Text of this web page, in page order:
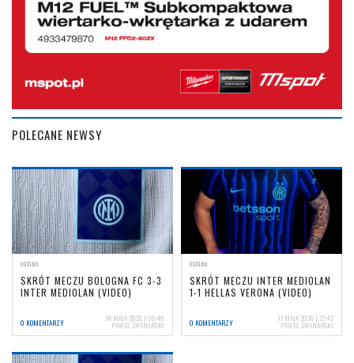
POLECANE NEWSY
OGÓLNA
SKRÓT MECZU BOLOGNA FC 3-3
INTER MEDIOLAN (VIDEO)
0 KOMENTARZY 24 MAJA 2026 | 00:49
PAWEŁ ŚWINARSKI
OGÓLNA
SKRÓT MECZU INTER MEDIOLAN
1-1 HELLAS VERONA (VIDEO)
0 KOMENTARZY 17 MAJA 2026 | 23:42
PAWEŁ ŚWINARSKI